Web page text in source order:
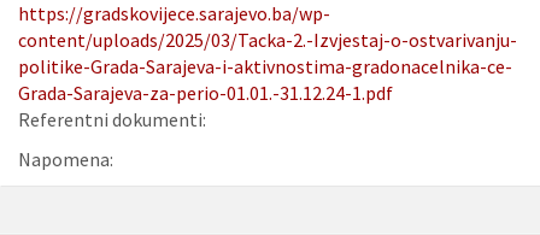
https://gradskovijece.sarajevo.ba/wp-
content/uploads/2025/03/Tacka-2.-Izvjestaj-o-ostvarivanju-
politike-Grada-Sarajeva-i-aktivnostima-gradonacelnika-ce-
Grada-Sarajeva-za-perio-01.01.-31.12.24-1.pdf
Referentni dokumenti:
Napomena: